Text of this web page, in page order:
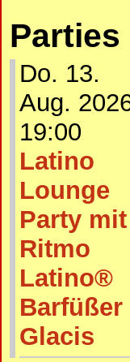
Parties
Do. 13.
Aug.
19:00
Latino
Lounge
Party mit
Ritmo
Latino®
Barfüßer
Glacis